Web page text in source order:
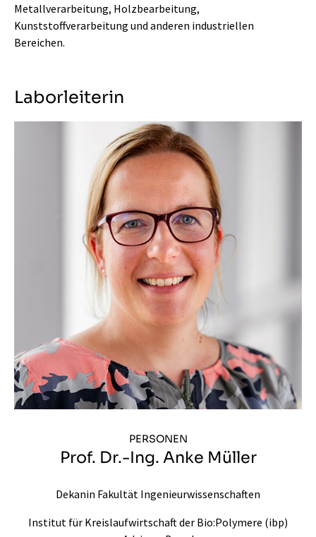
Metallverarbeitung, Holzbearbeitung,
Kunststoffverarbeitung und anderen industriellen
Bereichen.
Laborleiterin
PERSONEN
Prof. Dr.-Ing. Anke Müller
Dekanin Fakultät Ingenieurwissenschaften
Institut für Kreislaufwirtschaft der Bio:Polymere (ibp)